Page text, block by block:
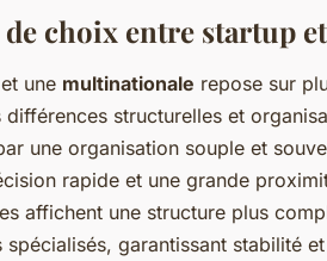
choix entre startup
et une multinationale repose sur
structurelles et
une organisation souple et
rapide et une grande
affichent une structure plus
garantissant stabilité